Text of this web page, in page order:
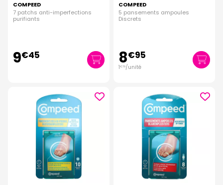
COMPEED
7 patchs anti-imperfections
purifiants
9€45
COMPEED
5 pansements ampoules
Discrets
8€95
1€79/unité